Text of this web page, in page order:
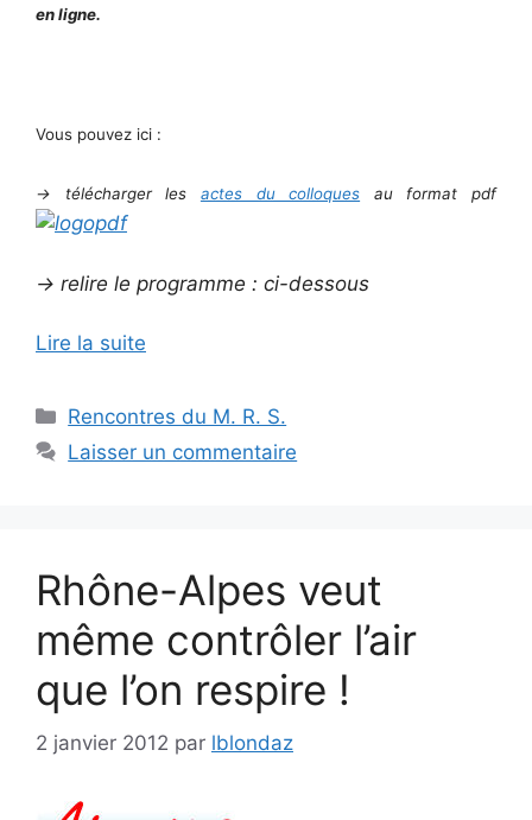
en ligne.
Vous pouvez ici :
-> télécharger les actes du colloques au format pdf
-> relire le programme : ci-dessous
Lire la suite
Catégories
Rencontres du M. R. S.
Laisser un commentaire
Rhône-Alpes veut
même contrôler l’air
que l’on respire !
2 janvier 2012 par lblondaz